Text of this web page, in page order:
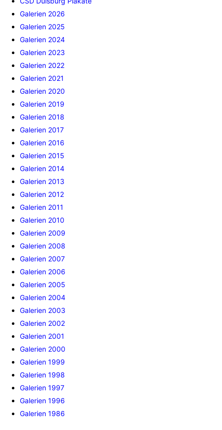
Galerien 2026
Galerien 2025
Galerien 2024
Galerien 2023
Galerien 2022
Galerien 2021
Galerien 2020
Galerien 2019
Galerien 2018
Galerien 2017
Galerien 2016
Galerien 2015
Galerien 2014
Galerien 2013
Galerien 2012
Galerien 2011
Galerien 2010
Galerien 2009
Galerien 2008
Galerien 2007
Galerien 2006
Galerien 2005
Galerien 2004
Galerien 2003
Galerien 2002
Galerien 2001
Galerien 2000
Galerien 1999
Galerien 1998
Galerien 1997
Galerien 1996
Galerien 1986